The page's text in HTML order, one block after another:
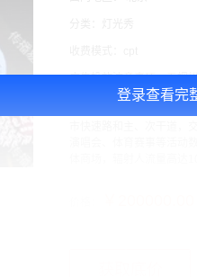
登录查看完
广告投放注意事项：五棵
邻一线地铁五棵松站，五
生态带”和“体育文化区”